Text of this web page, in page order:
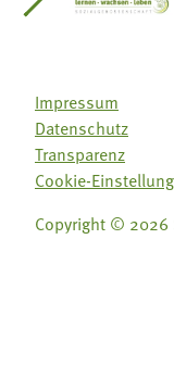
Südtirol
Impressum
Datenschutz
Transparenz
Cookie-
Copyright © 2026